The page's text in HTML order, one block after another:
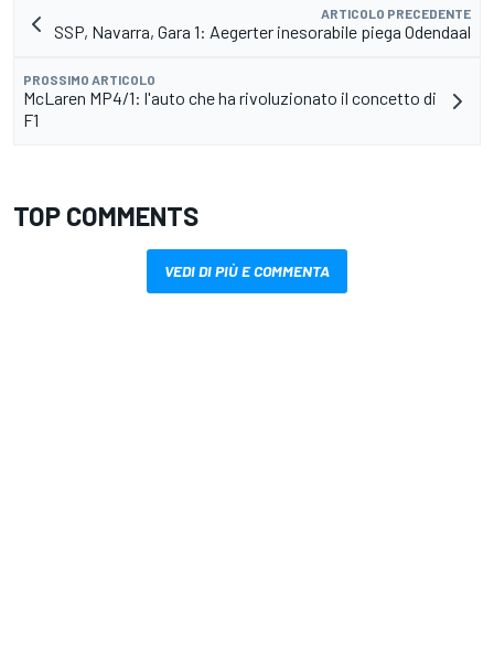
ARTICOLO PRECEDENTE
SSP, Navarra, Gara 1: Aegerter inesorabile piega Odendaal
PROSSIMO ARTICOLO
McLaren MP4/1: l'auto che ha rivoluzionato il concetto di
F1
TOP COMMENTS
VEDI DI PIÙ E COMMENTA